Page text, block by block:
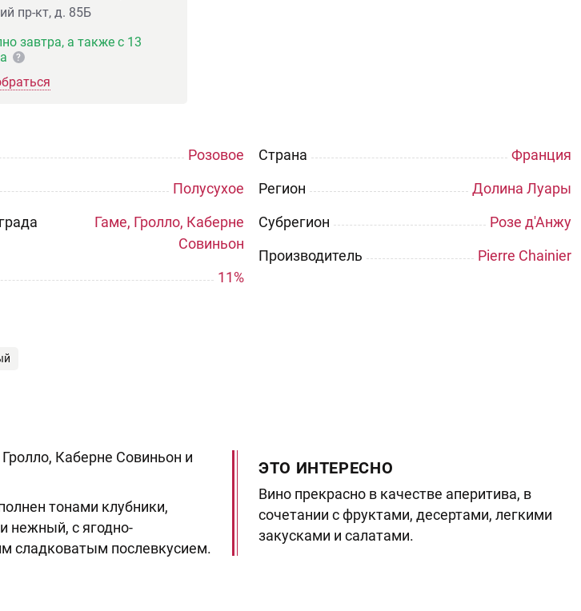
пр-кт, д. 85Б
завтра, а также с 13
?
Розовое
Полусухое
Гаме, Гролло, Каберне
Совиньон
11%
Страна
Франция
Регион
Долина Луары
Субрегион
Розе д'Анжу
Производитель
Pierre Chainier
Каберне Совиньон и
тонами клубники,
нежный, с ягодно-
сладковатым послевкусием.
ЭТО ИНТЕРЕСНО
Вино прекрасно в качестве аперитива, в
сочетании с фруктами, десертами, легкими
закусками и салатами.